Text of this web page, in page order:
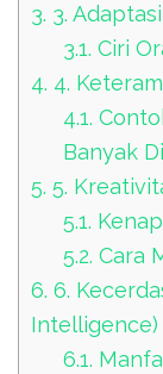
3. 3.
3.1. Ciri
4. 4.
4.1.
Banyak
5. 5.
5.1.
5.2. Cara
6. 6.
Intelligence)
6.1.